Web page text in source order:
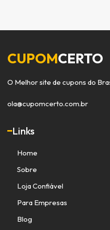
CUPOMCERTO
O Melhor site de cupons do
ola@cupomcerto.com.br
Links
Home
Sobre
Loja Confiável
Para Empresas
Blog